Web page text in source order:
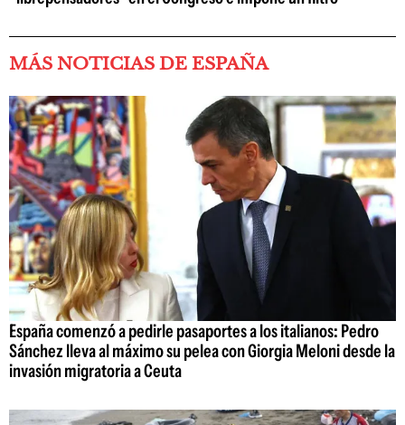
MÁS NOTICIAS DE ESPAÑA
España comenzó a pedirle pasaportes a los italianos: Pedro
Sánchez lleva al máximo su pelea con Giorgia Meloni desde la
invasión migratoria a Ceuta